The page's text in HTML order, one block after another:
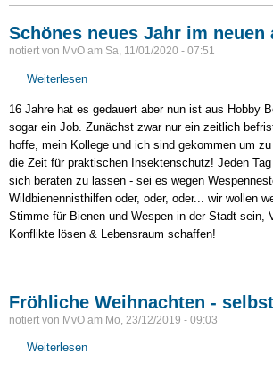
Schönes neues Jahr im neuen
notiert von MvO am Sa, 11/01/2020 - 07:51
Weiterlesen
neues
Jahr
im
neuen
alten
Job!
16 Jahre hat es gedauert aber nun ist aus Hobby
sogar ein Job. Zunächst zwar nur ein zeitlich
hoffe, mein Kollege und ich sind gekommen um
die Zeit für praktischen Insektenschutz! Jeden
sich beraten zu lassen - sei es wegen
Wildbienennisthilfen oder, oder, oder... wir wollen
Stimme für Bienen und Wespen in der Stadt sein,
Konflikte lösen & Lebensraum schaffen!
Fröhliche Weihnachten -
notiert von MvO am Mo, 23/12/2019 - 09:03
Weiterlesen